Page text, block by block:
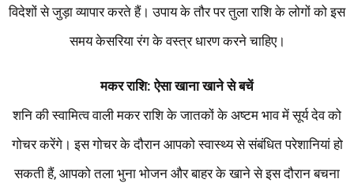
विदेशों से जुड़ा व्यापार करते हैं। उपाय के तौर पर तुला राशि के लोगों को इस
समय केसरिया रंग के वस्त्र धारण करने चाहिए।
मकर राशि: ऐसा खाना खाने से बचें
शनि की स्वामित्व वाली मकर राशि के जातकों के अष्टम भाव में सूर्य देव को
गोचर करेंगे। इस गोचर के दौरान आपको स्वास्थ्य से संबंधित परेशानियां हो
सकती हैं, आपको तला भुना भोजन और बाहर के खाने से इस दौरान बचना